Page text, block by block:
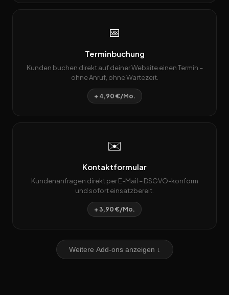
📅
Terminbuchung
Kunden buchen direkt auf deiner Website einen Termin –
ohne Anruf, ohne Wartezeit.
+ 4,90 €/Mo.
✉️
Kontaktformular
Kundenanfragen direkt per E-Mail – DSGVO-konform
und sofort einsatzbereit.
+ 3,90 €/Mo.
Weitere Add-ons anzeigen ↓